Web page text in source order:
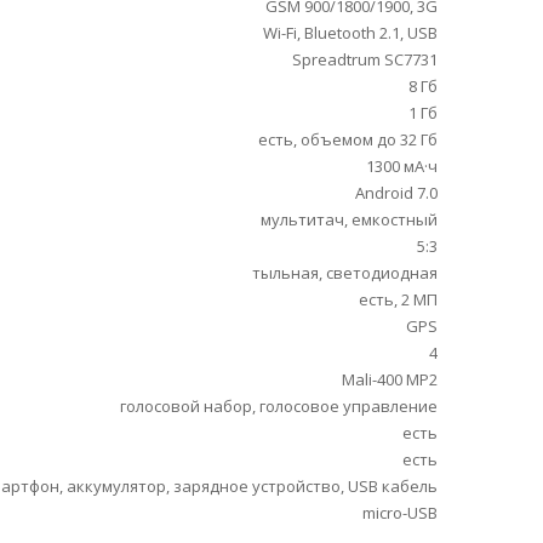
GSM 900/1800/1900, 3G
Wi-Fi, Bluetooth 2.1, USB
Spreadtrum SC7731
8 Гб
1 Гб
есть, объемом до 32 Гб
1300 мА·ч
Android 7.0
мультитач, емкостный
5:3
тыльная, светодиодная
есть, 2 МП
GPS
4
Mali-400 MP2
голосовой набор, голосовое управление
есть
есть
аккумулятор, зарядное устройство, USB кабель
micro-USB